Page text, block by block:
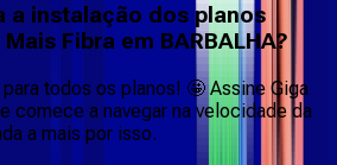
a instalação dos planos
Fibra em BARBALHA?
todos os planos! 🤩 Assine Giga
comece a navegar na velocidade da
a mais por isso.